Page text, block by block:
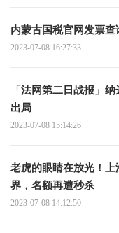
内蒙古国税官网发票查
2023-07-08 16:27:33
「法网第二日战报」
出局
2023-07-08 15:14:26
老虎的眼睛在放光！
界，名额再遭秒杀
2023-07-08 14:12:50